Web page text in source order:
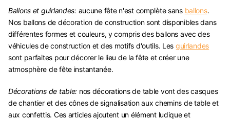
Ballons et guirlandes:aucune fête n'est complète sans ballons.
Nos ballons de décoration de construction sont disponibles dans
différentes formes et couleurs, y compris des ballons avec des
véhicules de construction et des motifs d'outils. Les guirlandes
sont parfaites pour décorer le lieu de la fête et créer une
atmosphère de fête instantanée.
Décorations de table: nos décorations de table vont des casques
de chantier et des cônes de signalisation aux chemins de table et
aux confettis. Ces articles ajoutent un élément ludique et